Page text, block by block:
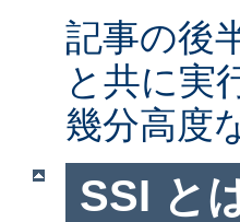
記事の後
と共に実
幾分高度
SSI と